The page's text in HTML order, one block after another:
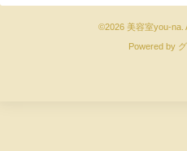
©2026 美容室you-na
Powered by